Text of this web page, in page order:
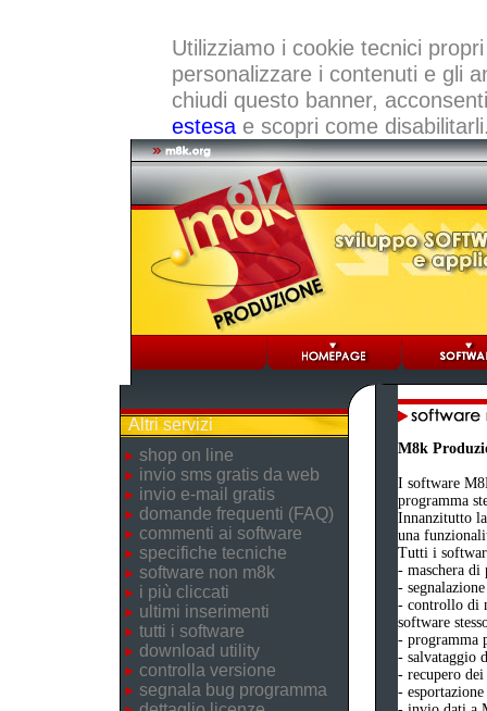
Utilizziamo i cookie tecnici
personalizzare i contenuti e gli
chiudi questo banner,
estesae scopri come
Altri servizi
shop on line
invio sms gratis da web
invio e-mail gratis
domande frequenti (FAQ)
commenti ai software
specifiche tecniche
software non m8k
i più cliccati
ultimi inserimenti
tutti i software
download utility
controlla versione
segnala bug programma
M8k
I software
programma
Innanzitutto
una
Tutti i
- maschera di
-
- controllo di
software
- programma
- salvataggio
- recupero
-